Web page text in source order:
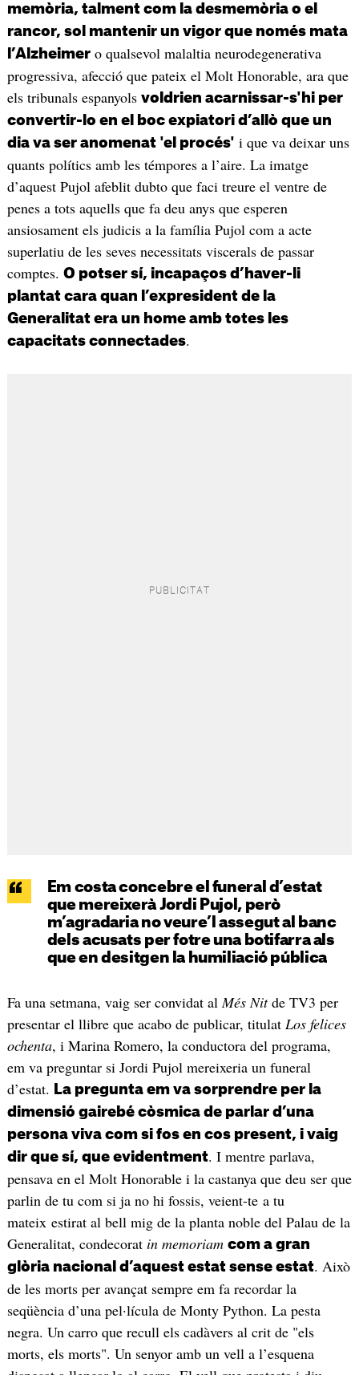
memòria, talment com la desmemòria o el
rancor, sol mantenir un vigor que només mata
l’Alzheimero qualsevol malaltia neurodegenerativa
progressiva, afecció que pateix el Molt Honorable, ara que
els tribunals espanyols voldrien acarnissar-s'hi per
convertir-lo en el boc expiatori d’allò que un
dia va ser anomenat 'el procés' i que va deixar uns
quants polítics amb les témpores a l’aire. La imatge
d’aquest Pujol afeblit dubto que faci treure el ventre de
penes a tots aquells que fa deu anys que esperen
ansiosament els judicis a la família Pujol com a acte
superlatiu de les seves necessitats viscerals de passar
comptes. O potser sí, incapaços d’haver-li
plantat cara quan l’expresident de la
Generalitat era un home amb totes les
capacitats connectades.
Em costa concebre el funeral d’estat
que mereixerà Jordi Pujol, però
m’agradaria no veure’l assegut al banc
dels acusats per fotre una botifarra als
que en desitgen la humiliació pública
Fa una setmana, vaig ser convidat alMés Nitde TV3 per
presentar el llibre que acabo de publicar, titulat Los felices
ochenta, i Marina Romero, la conductora del programa,
em va preguntar si Jordi Pujol mereixeria un funeral
d’estat.
La pregunta em va sorprendre per la
dimensió gairebé còsmica de parlar d’una
persona viva com si fos en cos present, i vaig
dir que sí, que evidentment. I mentre parlava,
pensava en el Molt Honorable i la castanya que deu ser que
parlin de tu com si ja no hi fossis, veient-te a tu
mateix estirat al bell mig de la planta noble del Palau de la
Generalitat, condecorat in memoriam com a gran
glòria nacional d’aquest estat sense estat. Això
de les morts per avançat sempre em fa recordar la
seqüència d’una pel·lícula de Monty Python. La pesta
negra. Un carro que recull els cadàvers al crit de "els
morts, els morts". Un senyor amb un vell a l’esquena